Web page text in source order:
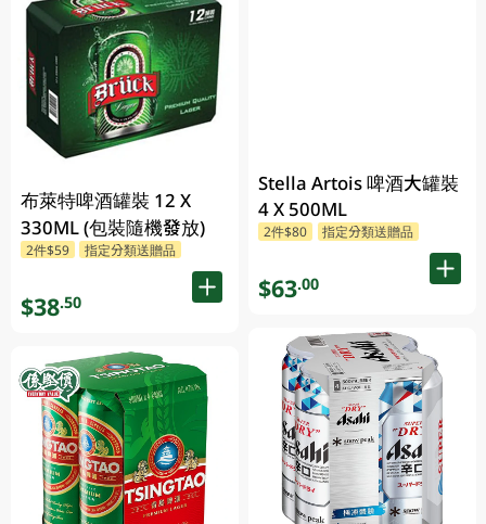
布萊特啤酒罐裝 12 X
330ML (包裝隨機發放)
2件$59 指定分類送贈品
$38.50
Stella Artois 啤酒大罐裝
4 X 500ML
2件$80 指定分類送贈品
$63.00